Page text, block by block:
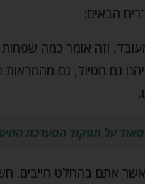
הבאים:
וזה אומר כמה
גם מטיול, גם
מאוד על תפקוד המערכת
אתם בהחלט חייבים.